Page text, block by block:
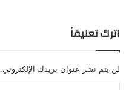
اترك تعليقاً
لن يتم نشر عنوان بريدك الإلكتروني.